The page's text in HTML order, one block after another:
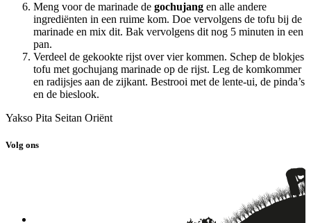
Meng voor de marinade de gochujang en alle andere
ingrediënten in een ruime kom. Doe vervolgens de tofu bij de
marinade en mix dit. Bak vervolgens dit nog 5 minuten in een
pan.
Verdeel de gekookte rijst over vier kommen. Schep de blokjes
tofu met gochujang marinade op de rijst. Leg de komkommer
en radijsjes aan de zijkant. Bestrooi met de lente-ui, de pinda’s
en de bieslook.
Yakso Pita Seitan Oriënt
Volg ons